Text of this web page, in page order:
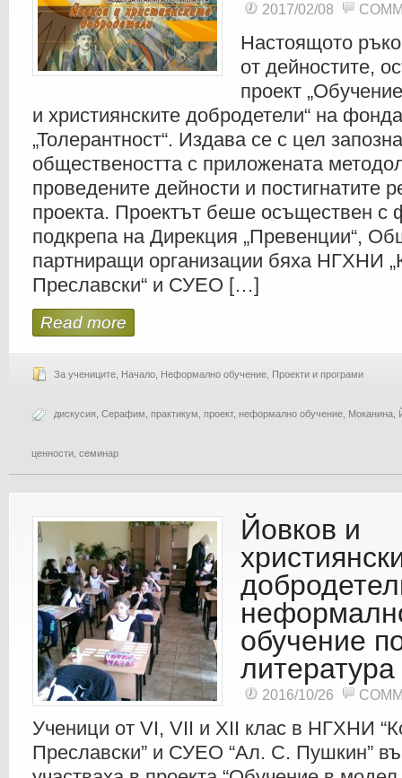
2017/02/08
Настоящото
от дейностите,
проект
и християнските добродетели“ на
„Толерантност“. Издава се с цел
обществеността с приложената
проведените дейности и постигнатите
проекта. Проектът беше осъществен с
подкрепа на Дирекция „Превенции“,
партниращи организации бяха НГХНИ
Преславски“ и СУЕО […]
Read more
За учениците Начало Неформално обучение Проекти и програми
дискусия Серафим практикум проект, неформално обучение Моканина
ценности семинар
Йовков и
обучение
литература
2016/10/26
Ученици от VI, VII и XII клас в НГХНИ
Преславски” и СУЕO “Ал. С. Пушкин”